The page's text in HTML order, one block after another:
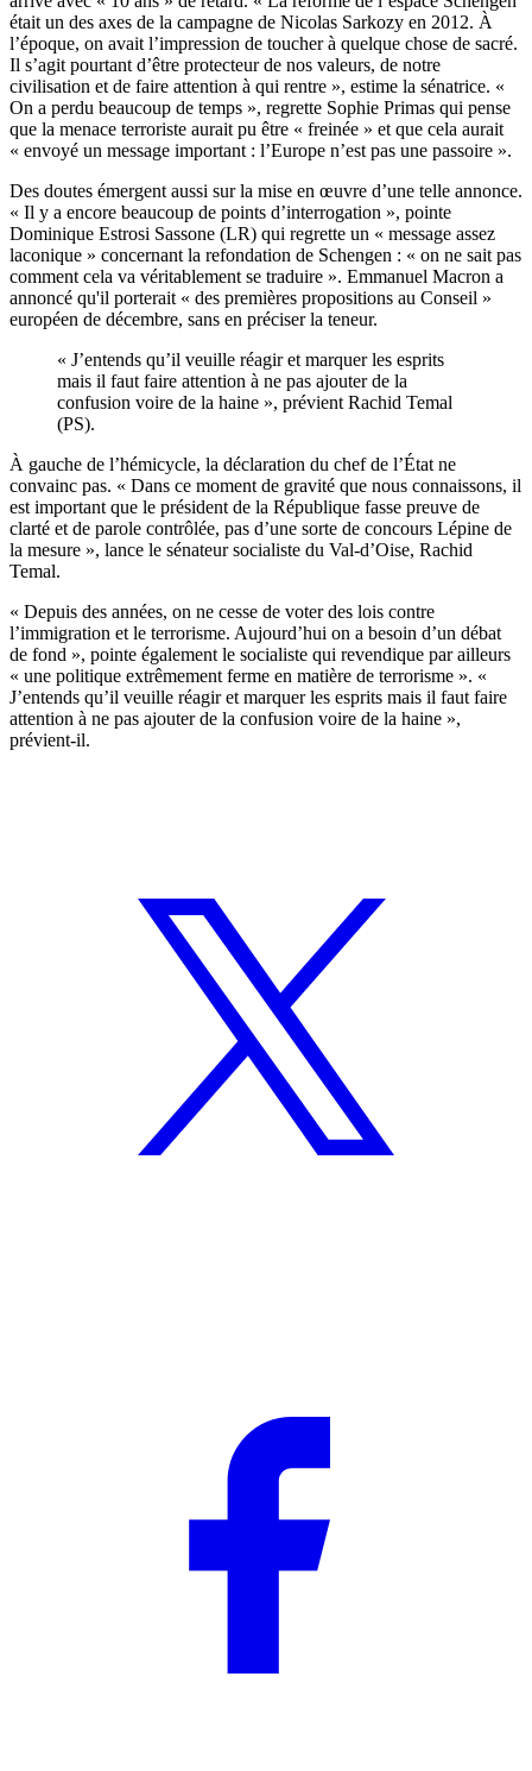
était un des axes de la campagne de Nicolas Sarkozy en 2012. À
l’époque, on avait l’impression de toucher à quelque chose de sacré.
Il s’agit pourtant d’être protecteur de nos valeurs, de notre
civilisation et de faire attention à qui rentre », estime la sénatrice. «
On a perdu beaucoup de temps », regrette Sophie Primas qui pense
que la menace terroriste aurait pu être « freinée » et que cela aurait
« envoyé un message important : l’Europe n’est pas une passoire ».
Des doutes émergent aussi sur la mise en œuvre d’une telle annonce.
« Il y a encore beaucoup de points d’interrogation », pointe
Dominique Estrosi Sassone (LR) qui regrette un « message assez
laconique » concernant la refondation de Schengen : « on ne sait pas
comment cela va véritablement se traduire ». Emmanuel Macron a
annoncé qu'il porterait « des premières propositions au Conseil »
européen de décembre, sans en préciser la teneur.
« J’entends qu’il veuille réagir et marquer les esprits
mais il faut faire attention à ne pas ajouter de la
confusion voire de la haine », prévient Rachid Temal
(PS).
À gauche de l’hémicycle, la déclaration du chef de l’État ne
convainc pas. « Dans ce moment de gravité que nous connaissons, il
est important que le président de la République fasse preuve de
clarté et de parole contrôlée, pas d’une sorte de concours Lépine de
la mesure », lance le sénateur socialiste du Val-d’Oise, Rachid
Temal.
« Depuis des années, on ne cesse de voter des lois contre
l’immigration et le terrorisme. Aujourd’hui on a besoin d’un débat
de fond », pointe également le socialiste qui revendique par ailleurs
« une politique extrêmement ferme en matière de terrorisme ». «
J’entends qu’il veuille réagir et marquer les esprits mais il faut faire
attention à ne pas ajouter de la confusion voire de la haine »,
prévient-il.